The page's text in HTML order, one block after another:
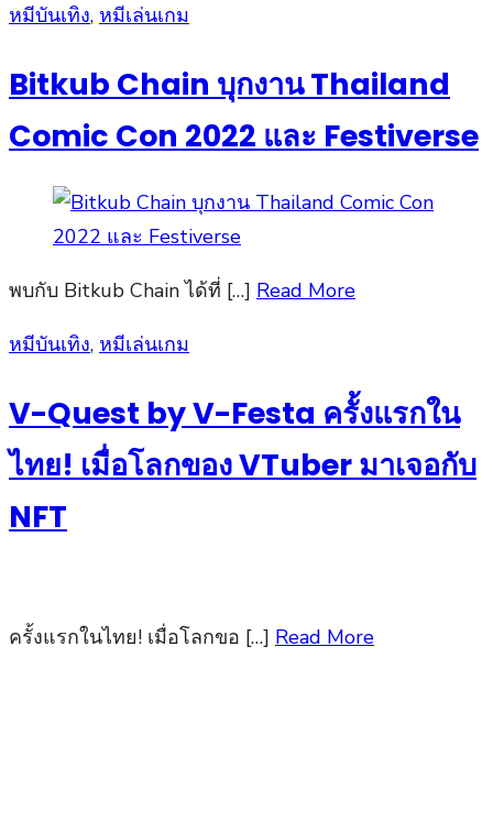
Posted
หมีบันเทิง, หมีเล่นเกม
Bitkub Chain บุกงาน Thailand
Comic Con 2022 และ Festiverse
พบกับ Bitkub Chain ได้ที่ […] Read More
Posted
หมีบันเทิง, หมีเล่นเกม
V-Quest by V-Festa ครั้งแรกใน
ไทย! เมื่อโลกของ VTuber มาเจอกับ
NFT
ครั้งแรกในไทย! เมื่อโลกขอ […] Read More